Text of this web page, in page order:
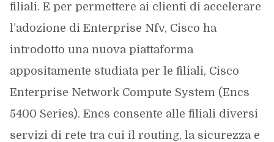
filiali. E per permettere ai clienti di accelerare
l’adozione di Enterprise Nfv, Cisco ha
introdotto una nuova piattaforma
appositamente studiata per le filiali, Cisco
Enterprise Network Compute System (Encs
5400 Series). Encs consente alle filiali diversi
servizi di rete tra cui il routing, la sicurezza e